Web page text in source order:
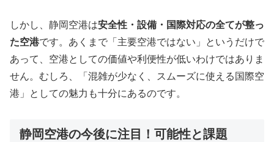
しかし、静岡空港は安全性・設備・国際対応の全てが整っ
た空港です。あくまで「主要空港ではない」というだけで
あって、空港としての価値や利便性が低いわけではありま
せん。むしろ、「混雑が少なく、スムーズに使える国際空
港」としての魅力も十分にあるのです。
静岡空港の今後に注目！可能性と課題